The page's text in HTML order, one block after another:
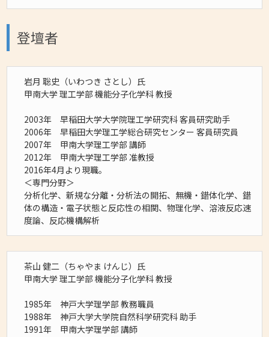
登壇者
岩月 聡史（いわつき さとし）氏
甲南大学 理工学部 機能分子化学科 教授
2003年 早稲田大学大学院理工学研究科 客員研究助手
2006年 早稲田大学理工学総合研究センター 客員研究員
2007年 甲南大学理工学部 講師
2012年 甲南大学理工学部 准教授
2016年4月より現職。
＜専門分野＞
分析化学、新規な分離・分析法の開拓、無機・錯体化学、錯
体の構造・電子状態と反応性の相関、物理化学、溶液反応速
度論、反応機構解析
茶山 健二（ちゃやま けんじ）氏
甲南大学 理工学部 機能分子化学科 教授
1985年 神戸大学理学部 教務職員
1988年 神戸大学大学院自然科学研究科 助手
1991年 甲南大学理学部 講師